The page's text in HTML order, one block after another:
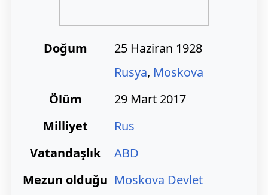
Doğum
25 Haziran 1928
Rusya, Moskova
Ölüm
29 Mart 2017
Milliyet
Rus
Vatandaşlık
ABD
Mezun olduğu Moskova Devlet